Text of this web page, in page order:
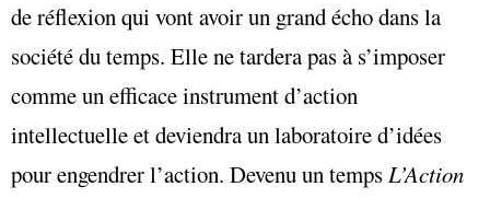
de réflexion qui vont avoir un grand écho dans la
société du temps. Elle ne tardera pas à s’imposer
comme un efficace instrument d’action
intellectuelle et deviendra un laboratoire d’idées
pour engendrer l’action. Devenu un tempsL’Action